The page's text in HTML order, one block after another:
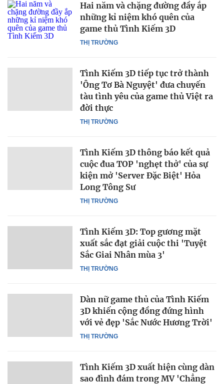
THỊ TRƯỜNG
Hai năm và chặng đường đầy ắp
những kỉ niệm khó quên của
game thủ Tình Kiếm 3D
THỊ TRƯỜNG
Tình Kiếm 3D tiếp tục trở thành
'Ông Tơ Bà Nguyệt' đưa chuyến
tàu tình yêu của game thủ Việt ra
đời thực
THỊ TRƯỜNG
Tình Kiếm 3D thông báo kết quả
cuộc đua TOP 'nghẹt thở' của sự
kiện mở 'Server Đặc Biệt' Hỏa
Long Tông Sư
THỊ TRƯỜNG
Tình Kiếm 3D: Top gương mặt
xuất sắc đạt giải cuộc thi 'Tuyệt
Sắc Giai Nhân mùa 3'
THỊ TRƯỜNG
Dàn nữ game thủ của Tình Kiếm
3D khiến cộng đồng đứng hình
với vẻ đẹp 'Sắc Nước Hương Trời'
Tình Kiếm 3D xuất hiện cùng dàn
sao đình đám trong MV 'Chẳng